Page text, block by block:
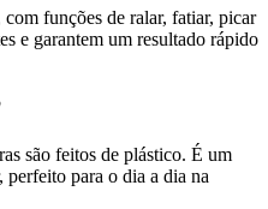
funções de ralar, fatiar, picar
e garantem um resultado rápido
são feitos de plástico. É um
perfeito para o dia a dia na